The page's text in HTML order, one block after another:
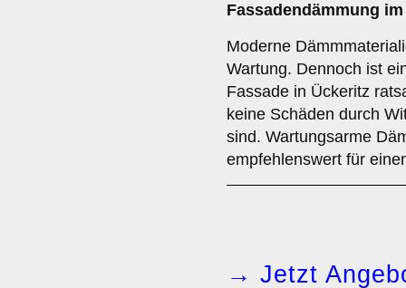
Fassadendämmung
Moderne
Wartung. Dennoch ist
Fassade in Ückeritz
keine Schäden durch
sind. Wartungsarme
empfehlenswert für
→ Jetzt